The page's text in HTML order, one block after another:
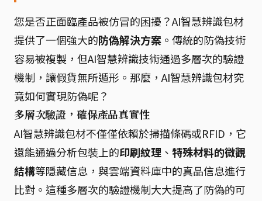
您是否正面臨產品被仿冒的困擾？AI智慧辨識包材
提供了一個強大的防偽解決方案 。傳統的防偽技術
容易被複製，但AI智慧辨識技術通過多層次的驗證
機制，讓假貨無所遁形。那麼，AI智慧辨識包材究
竟如何實現防偽呢？
多層次驗證，確保產品真實性
AI智慧辨識包材不僅僅依賴於掃描條碼或RFID，它
還能通過分析包裝上的印刷紋理 、 特殊材料的微觀
結構等隱藏信息，與雲端資料庫中的真品信息進行
比對。這種多層次的驗證機制大大提高了防偽的可